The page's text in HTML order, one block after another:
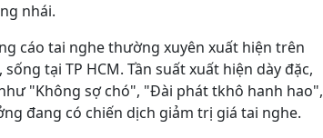
nhái.
cáo tai nghe thường xuyên xuất hiện trên
tại TP HCM. Tần suất xuất hiện dày đặc,
"Không sợ chó", "Đài phát tkhô hanh hao",
đang có chiến dịch giảm trị giá tai nghe.